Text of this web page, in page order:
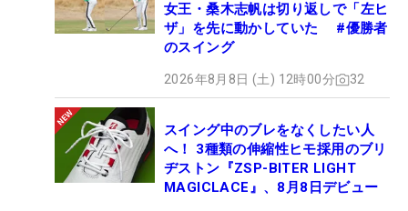
女王・桑木志帆は切り返しで「左ヒ
ザ」を先に動かしていた #優勝者
のスイング
2026年8月8日 (土) 12時00分 32
スイング中のブレをなくしたい人
へ！ 3種類の伸縮性ヒモ採用のブリ
ヂストン『ZSP-BITER LIGHT
MAGICLACE』、8月8日デビュー